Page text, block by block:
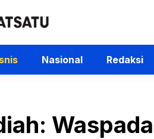
Nasional Redaksi